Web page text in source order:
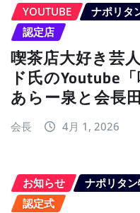
YOUTUBE ナポリタ
認定店
喫茶店大好き芸
ド氏のYoutube
あらー泉と会長
会長 4月 1, 2026
お知らせ ナポリタ
認定式